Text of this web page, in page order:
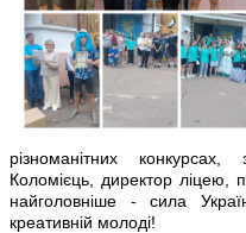
різноманітних
Коломієць, директор ліцею,
найголовніше - сила
креативній молоді!